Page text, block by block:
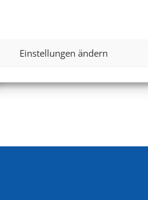
Einstellungen ändern